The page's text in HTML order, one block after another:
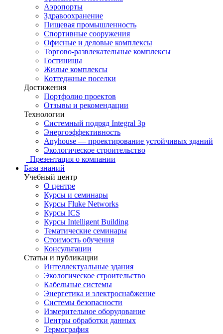
Аэропорты
Здравоохранение
Пищевая промышленность
Спортивные сооружения
Офисные и деловые комплексы
Торгово-развлекательные комплексы
Гостиницы
Жилые комплексы
Коттеджные поселки
Достижения
Портфолио проектов
Отзывы и рекомендации
Технологии
Системный подряд Integral 3p
Энергоэффективность
Anyhouse — проектирование устойчивых зданий
Экологическое строительство
Презентация о компании
База знаний
Учебный центр
О центре
Курсы и семинары
Курсы Fluke Networks
Курсы ICS
Курсы Intelligent Building
Тематические семинары
Стоимость обучения
Консультации
Статьи и публикации
Интеллектуальные здания
Экологическое строительство
Кабельные системы
Энергетика и электроснабжение
Системы безопасности
Измерительное оборудование
Центры обработки данных
Термография